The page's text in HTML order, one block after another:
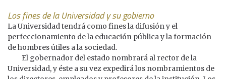
Los fines de la Universidad y su gobierno
La Universidad tendrá como fines la difusión y el
perfeccionamiento de la educación pública y la formación
de hombres útiles a la sociedad.
El gobernador del estado nombrará al rector de la
Universidad, y éste a su vez expedirá los nombramientos de